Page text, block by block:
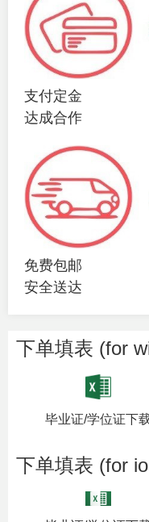
支付定金
达成合作
免费包邮
安全送达
下单填表 (for
毕业证/学位证下
下单填表 (for